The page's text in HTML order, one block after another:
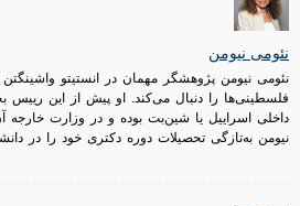
نئومی نیومن
نئومی نیومن پژوهشگر مهمان در انستیتو
فلسطینی‌ها را دنبال می‌کند. او پیش از این
داخلی اسراییل یا شین‌بت بوده و در وزارت
نیومن به‌تازگی تحصیلات دوره دکتری خود را در